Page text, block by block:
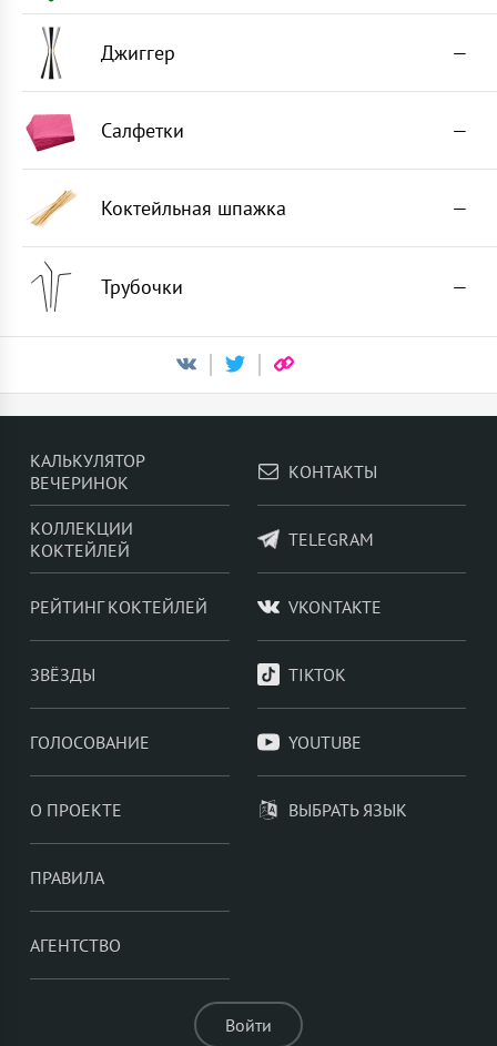
Джиггер —
Салфетки —
Коктейльная шпажка —
Трубочки —
КАЛЬКУЛЯТОР
ВЕЧЕРИНОК
КОЛЛЕКЦИИ
КОКТЕЙЛЕЙ
РЕЙТИНГ КОКТЕЙЛЕЙ
ЗВЁЗДЫ
ГОЛОСОВАНИЕ
О ПРОЕКТЕ
ПРАВИЛА
АГЕНТСТВО
КОНТАКТЫ
TELEGRAM
VKONTAKTE
TIKTOK
YOUTUBE
ВЫБРАТЬ ЯЗЫК
Войти